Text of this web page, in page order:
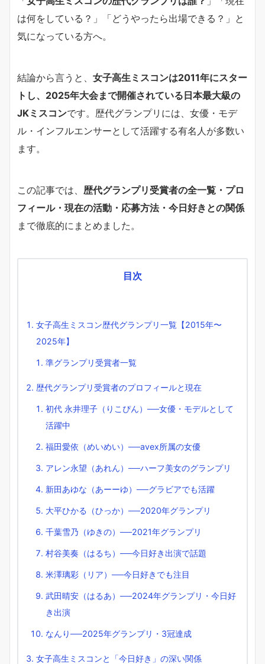
は何をしている？」「どうやったら出場できる？」と
気になっている方へ。
結論から言うと、 女子高生ミスコンは2011年にスター
トし、2025年大会まで開催されている日本最大級の
JKミスコンです。歴代グランプリには、女優・モデ
ル・インフルエンサーとして活躍する有名人が多数い
ます。
この記事では、 歴代グランプリ受賞者の全一覧・プロ
フィール・現在の活動・応募方法・今日好きとの関係
まで徹底的にまとめました。
目次
女子高生ミスコン歴代グランプリ一覧【2015年〜
2025年】
準グランプリ受賞者一覧
歴代グランプリ受賞者のプロフィールと現在
初代 永井理子（りこぴん）──女優・モデルとして
活躍中
福田愛依（めいめい）──avex所属の女優
アレン永望（あれん）──ハーフ美女のグランプリ
新田あゆな（あーーゆ）──グラビアでも活躍
大平ひかる（ひっか）──2020年グランプリ
千葉雪乃（ゆきの）──2021年グランプリ
村谷美奏（はるち）──今日好き出演で話題
米澤璃彩（リア）──今日好きでも注目
武田晴安（はるあ）──2024年グランプリ・今日好
き出演
なんり──2025年グランプリ・3冠達成
女子高生ミスコンと「今日好き」の深い関係